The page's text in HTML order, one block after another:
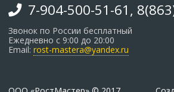
7-904-500-51-61,
Звонок по России бесплатный
Ежедневно с 9:00 до 20:00
Email:rost-mastera@yandex.ru